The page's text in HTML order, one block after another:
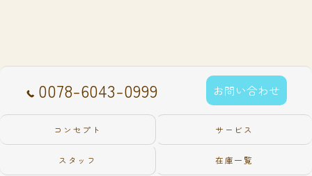
0078-6043-0999 お問い合わせ
コンセプト サービス
スタッフ 在庫一覧